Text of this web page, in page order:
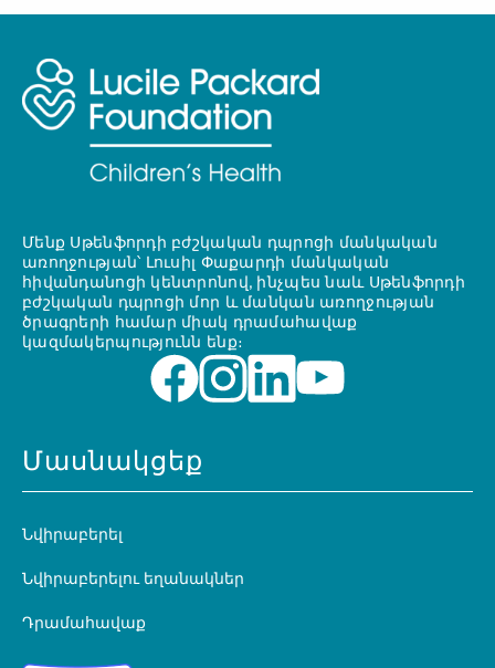
Մենք Սթենֆորդի բժշկական դպրոցի մանկական
առողջության՝ Լուսիլ Փաքարդի մանկական
հիվանդանոցի կենտրոնով, ինչպես նաև Սթենֆորդի
բժշկական դպրոցի մոր և մանկան առողջության
ծրագրերի համար միակ դրամահավաք
կազմակերպությունն ենք։
Մասնակցեք
Նվիրաբերել
Նվիրաբերելու եղանակներ
Դրամահավաք